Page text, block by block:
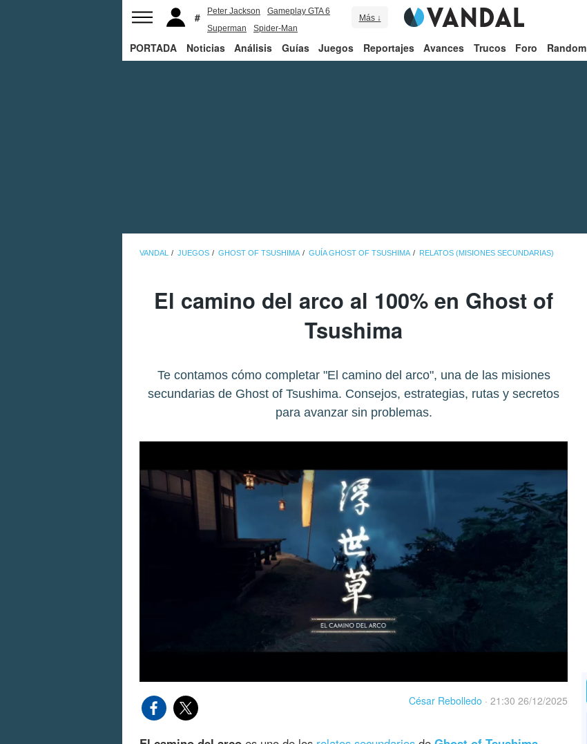
Peter Jackson
Gameplay GTA 6
Superman
Spider-Man
Más ↓
PORTADA Noticias Análisis Guías Juegos Reportajes Avances Trucos Foro Random
VANDAL JUEGOS GHOST OF TSUSHIMA GUÍA GHOST OF TSUSHIMA RELATOS (MISIONES SECUNDARIAS)
El camino del arco al 100% en Ghost of
Tsushima
Te contamos cómo completar "El camino del arco", una de las misiones
secundarias de Ghost of Tsushima. Consejos, estrategias, rutas y secretos
para avanzar sin problemas.
César Rebolledo · 21:30 26/12/2025